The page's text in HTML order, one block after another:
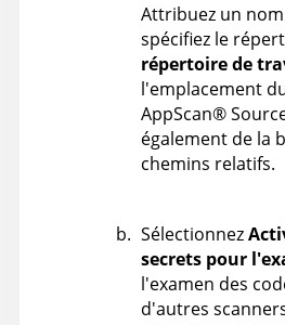
Attribuez un
spécifiez le
répertoire de
l'emplacement
AppScan®
également de la
chemins relatifs.
Sélectionnez
secrets pour
l'examen des
d'autres